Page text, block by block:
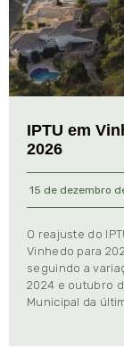
IPTU em
2026
15 de dezembro
O reajuste do
Vinhedo para
seguindo a
2024 e outubro
Municipal da